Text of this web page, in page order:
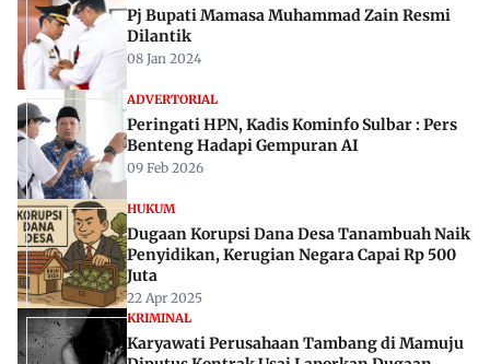
Pj Bupati Mamasa Muhammad Zain Resmi
Dilantik
08 Jan 2024
ADVERTORIAL
Peringati HPN, Kadis Kominfo Sulbar : Pers
Benteng Hadapi Gempuran AI
09 Feb 2026
HUKUM
Dugaan Korupsi Dana Desa Tanambuah Naik
Penyidikan, Kerugian Negara Capai Rp 500
Juta
22 Apr 2025
KRIMINAL
Karyawati Perusahaan Tambang di Mamuju